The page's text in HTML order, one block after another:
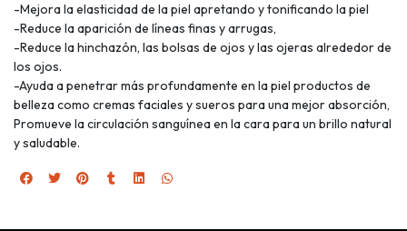
-Mejora la elasticidad de la piel apretando y tonificando la piel
-Reduce la aparición de líneas finas y arrugas,
-Reduce la hinchazón, las bolsas de ojos y las ojeras alrededor de
los ojos.
-Ayuda a penetrar más profundamente en la piel productos de
belleza como cremas faciales y sueros para una mejor absorción,
Promueve la circulación sanguínea en la cara para un brillo natural
y saludable.